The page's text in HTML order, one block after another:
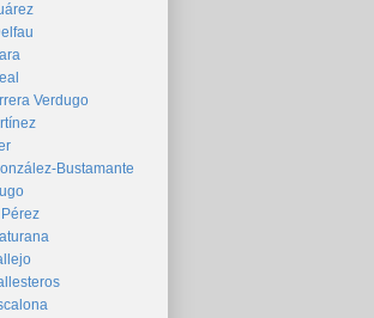
Verdugo
Bustamante